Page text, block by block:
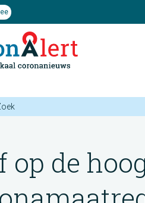
op de